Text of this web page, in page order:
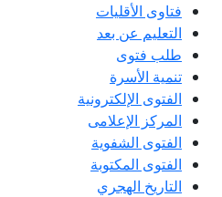
فتاوى الأقليات
التعليم عن بعد
طلب فتوى
تنمية الأسرة
الفتوى الإلكترونية
المركز الإعلامى
الفتوى الشفوية
الفتوى المكتوبة
التاريخ الهجري